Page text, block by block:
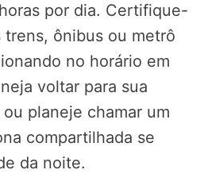
por dia. Certifique-
trens, ônibus ou metrô
no horário em
voltar para sua
planeje chamar um
compartilhada se
da noite.